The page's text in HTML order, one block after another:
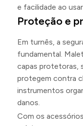
e facilidade ao
Proteção e
Em turnês, a
fundamental.
capas protetoras,
protegem contra
instrumentos
danos.
Com os